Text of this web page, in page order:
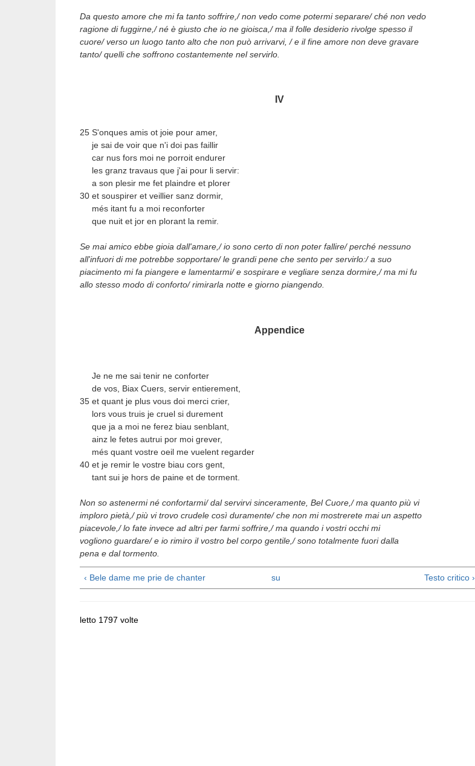
Da questo amore che mi fa tanto soffrire,/ non vedo come potermi separare/ ché non vedo
ragione di fuggirne,/ né è giusto che io ne gioisca,/ ma il folle desiderio rivolge spesso il
cuore/ verso un luogo tanto alto che non può arrivarvi, / e il fine amore non deve gravare
tanto/ quelli che soffrono costantemente nel servirlo.
IV
25 S'onques amis ot joie pour amer,
je sai de voir que n'i doi pas faillir
car nus fors moi ne porroit endurer
les granz travaus que j'ai pour li servir:
a son plesir me fet plaindre et plorer
30 et souspirer et veillier sanz dormir,
més itant fu a moi reconforter
que nuit et jor en plorant la remir.
Se mai amico ebbe gioia dall'amare,/ io sono certo di non poter fallire/ perché nessuno
all'infuori di me potrebbe sopportare/ le grandi pene che sento per servirlo:/ a suo
piacimento mi fa piangere e lamentarmi/ e sospirare e vegliare senza dormire,/ ma mi fu
allo stesso modo di conforto/ rimirarla notte e giorno piangendo.
Appendice
Je ne me sai tenir ne conforter
de vos, Biax Cuers, servir entierement,
35 et quant je plus vous doi merci crier,
lors vous truis je cruel si durement
que ja a moi ne ferez biau senblant,
ainz le fetes autrui por moi grever,
més quant vostre oeil me vuelent regarder
40 et je remir le vostre biau cors gent,
tant sui je hors de paine et de torment.
Non so astenermi né confortarmi/ dal servirvi sinceramente, Bel Cuore,/ ma quanto più vi
imploro pietà,/ più vi trovo crudele così duramente/ che non mi mostrerete mai un aspetto
piacevole,/ lo fate invece ad altri per farmi soffrire,/ ma quando i vostri occhi mi
vogliono guardare/ e io rimiro il vostro bel corpo gentile,/ sono totalmente fuori dalla
pena e dal tormento.
‹ Bele dame me prie de chanter su Testo critico ›
letto 1797 volte